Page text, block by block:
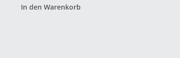
In den Warenkorb